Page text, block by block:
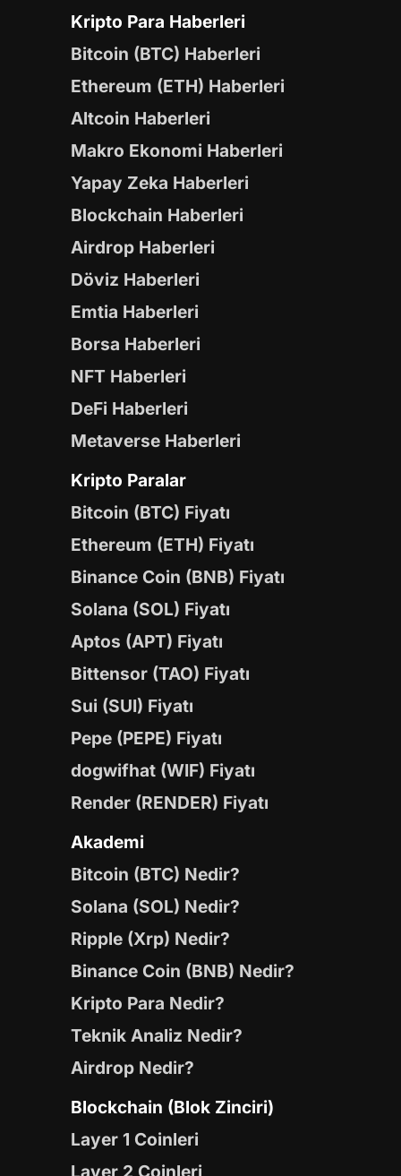
Kripto Para Haberleri
Bitcoin (BTC) Haberleri
Ethereum (ETH) Haberleri
Altcoin Haberleri
Makro Ekonomi Haberleri
Yapay Zeka Haberleri
Blockchain Haberleri
Airdrop Haberleri
Döviz Haberleri
Emtia Haberleri
Borsa Haberleri
NFT Haberleri
DeFi Haberleri
Metaverse Haberleri
Kripto Paralar
Bitcoin (BTC) Fiyatı
Ethereum (ETH) Fiyatı
Binance Coin (BNB) Fiyatı
Solana (SOL) Fiyatı
Aptos (APT) Fiyatı
Bittensor (TAO) Fiyatı
Sui (SUI) Fiyatı
Pepe (PEPE) Fiyatı
dogwifhat (WIF) Fiyatı
Render (RENDER) Fiyatı
Akademi
Bitcoin (BTC) Nedir?
Solana (SOL) Nedir?
Ripple (Xrp) Nedir?
Binance Coin (BNB) Nedir?
Kripto Para Nedir?
Teknik Analiz Nedir?
Airdrop Nedir?
Blockchain (Blok Zinciri)
Layer 1 Coinleri